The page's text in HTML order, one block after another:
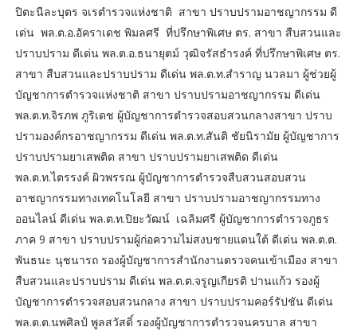
ปิตะนีละบุตร จเรตำรวจแห่งชาติ สาขา ปราบปรามอาชญากรรม ดี
เด่น พล.ต.อ.อัคราเดช พิมลศรี ที่ปรึกษาพิเศษ ตร. สาขา สืบสวนและ
ปราบปราม ดีเด่น พล.ต.อ.ธนายุตม์ วุฒิจรัสธำรงค์ ที่ปรึกษาพิเศษ ตร.
สาขา สืบสวนและปราบปราม ดีเด่น พล.ต.ท.สำราญ นวลมา ผู้ช่วยผู้
บัญชาการตำรวจแห่งชาติ สาขา ปราบปรามอาชญากรรม ดีเด่น
พล.ต.ท.จิรภพ ภูริเดช ผู้บัญชาการตำรวจสอบสวนกลางสาขา ปราบ
ปรามองค์กรอาชญากรรม ดีเด่น พล.ต.ท.สันติ ชัยนิรามัย ผู้บัญชาการ
ปราบปรามยาเสพติด สาขา ปราบปรามยาเสพติด ดีเด่น
พล.ต.ท.ไตรรงค์ ผิวพรรณ ผู้บัญชาการตํารวจสืบสวนสอบสวน
อาชญากรรมทางเทคโนโลยี สาขา ปราบปรามอาชญากรรมทาง
ออนไลน์ ดีเด่น พล.ต.ท.ปิยะวัฒน์ เฉลิมศรี ผู้บัญชาการตำรวจภูธร
ภาค 9 สาขา ปราบปรามผู้ก่อความไม่สงบชายแดนใต้ ดีเด่น พล.ต.ต.
พันธนะ นุชนารถ รองผู้บัญชาการสำนักงานตรวจคนเข้าเมือง สาขา
สืบสวนและปราบปราม ดีเด่น พล.ต.ต.จรูญเกียรติ ปานแก้ว รองผู้
บัญชาการตำรวจสอบสวนกลาง สาขา ปราบปรามคอร์รัปชัน ดีเด่น
พล.ต.ต.นพศิลป์ พูลสวัสดิ์ รองผู้บัญชาการตำรวจนครบาล สาขา